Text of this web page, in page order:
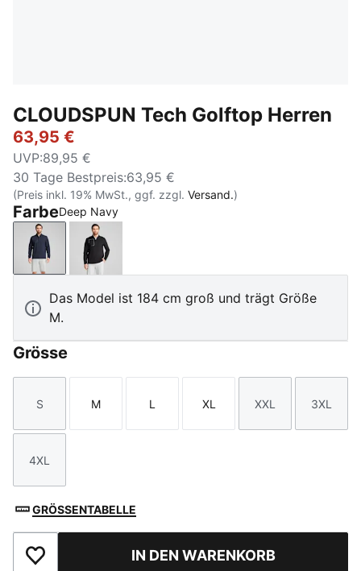
CLOUDSPUN Tech Golftop Herren
63,95 €
UVP:89,95 €
30 Tage Bestpreis:63,95 €
(Preis inkl. 19% MwSt., ggf. zzgl. Versand.)
FarbeDeep Navy
Deep NavyPUMA Black
Das Model ist 184 cm groß und trägt Größe
M.
Grösse
Größe
S
Größe
M
Größe
L
Größe
XL
Größe
XXL
Größe
3XL
Größe
4XL
GRÖSSENTABELLE
Zu Favoriten hinzufügenIN DEN WARENKORB